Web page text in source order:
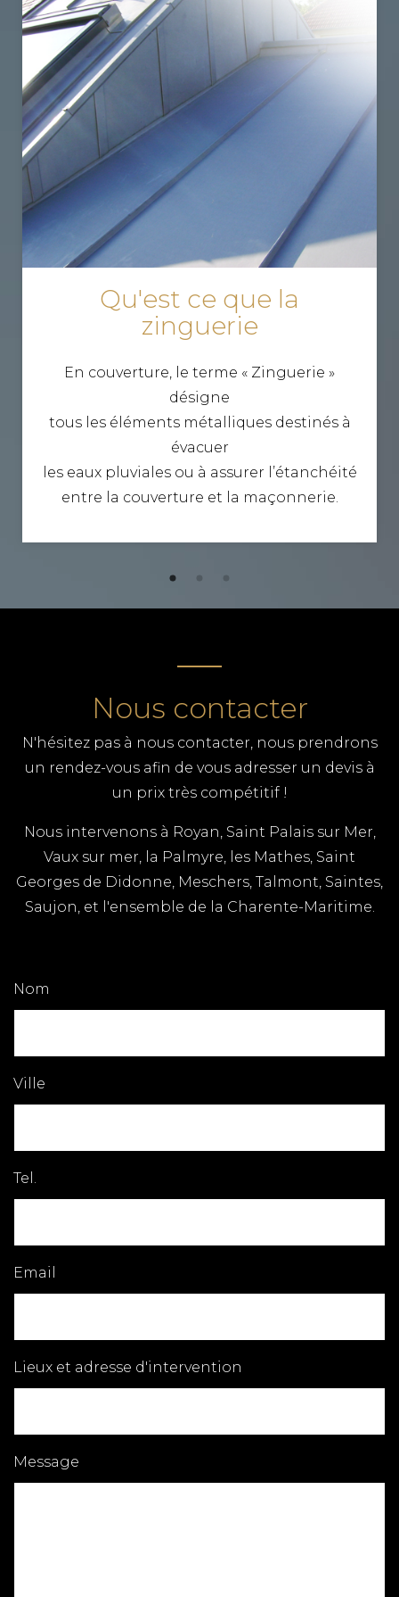
Qu'est ce que la
zinguerie
En couverture, le terme « Zinguerie »
désigne
tous les éléments métalliques destinés à
évacuer
les eaux pluviales ou à assurer l’étanchéité
entre la couverture et la maçonnerie.
Nous contacter
N'hésitez pas à nous contacter, nous prendrons
un rendez-vous afin de vous adresser un devis à
un prix très compétitif !
Nous intervenons à Royan, Saint Palais sur Mer,
Vaux sur mer, la Palmyre, les Mathes, Saint
Georges de Didonne, Meschers, Talmont, Saintes,
Saujon, et l'ensemble de la Charente-Maritime.
Nom
Ville
Tel.
Email
Lieux et adresse d'intervention
Message